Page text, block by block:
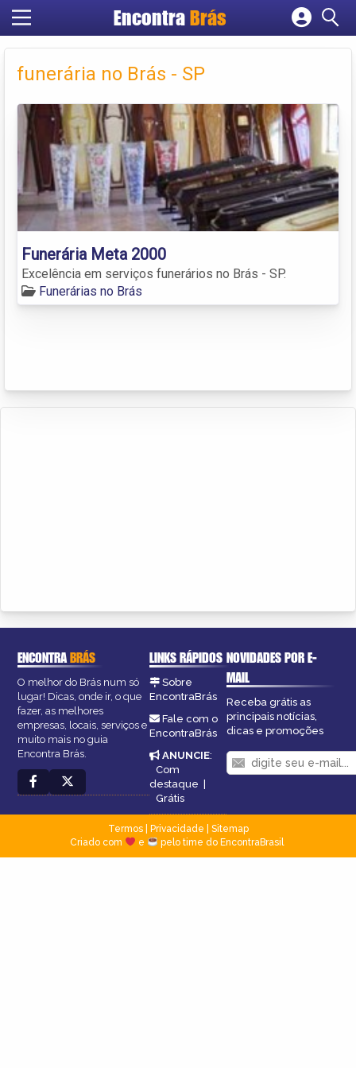
Encontra Brás
Cadastrar empresa
Criar conta
funerária no Brás - SP
Funerária Meta 2000
Excelência em serviços funerários no Brás - SP.
Funerárias no Brás
ENCONTRABRÁS
O melhor do Brás num só
lugar! Dicas, onde ir, o que
fazer, as melhores
empresas, locais, serviços e
muito mais no guia
Encontra Brás.
LINKS RÁPIDOS
Sobre
EncontraBrás
Fale com o
EncontraBrás
ANUNCIE:
Com
destaque |
Grátis
NOVIDADES POR E-
MAIL
Receba grátis as
principais notícias,
dicas e promoções
Termos| Privacidade
Sitemap
Criado com
e pelo time do EncontraBrasil